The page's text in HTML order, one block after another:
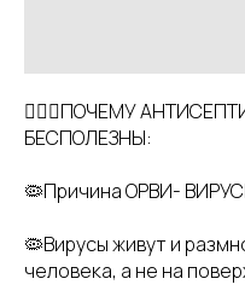
👩🏼‍⚕️ПОЧЕМУ
БЕСПОЛЕЗНЫ:
🦠Причина ОРВИ-
🦠Вирусы живут и
человека, а не на